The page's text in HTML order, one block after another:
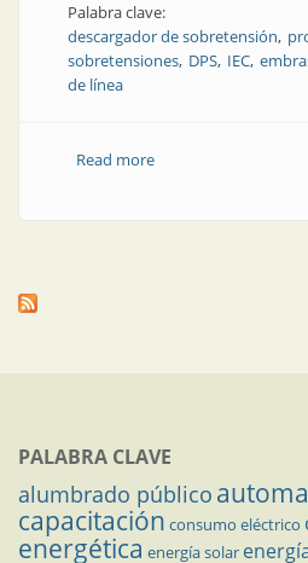
Palabra clave:
descargador de sobretensión
sobretensiones DPS IEC
de línea
Read moreabout Gestión de
PALABRA CLAVE
alumbrado público
capacitación consumo eléctrico
energética energía solar